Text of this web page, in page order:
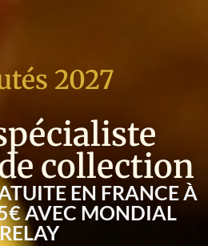
2027
collection
EN FRANCE À
AVEC MONDIAL
RELAY